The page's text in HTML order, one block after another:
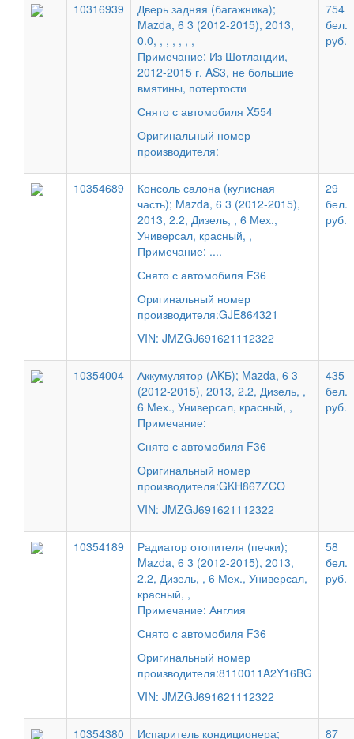
10316939
Дверь задняя (багажника);
Mazda, 6 3 (2012-2015), 2013,
0.0, , , , , , ,
Примечание: Из Шотландии,
2012-2015 г. AS3, не большие
вмятины, потертости
Снято с автомобиля X554
Оригинальный номер
производителя:
754
бел.
руб.
10354689
Консоль салона (кулисная
часть); Mazda, 6 3 (2012-2015),
2013, 2.2, Дизель, , 6 Мех.,
Универсал, красный, ,
Примечание: ....
Снято с автомобиля F36
Оригинальный номер
производителя:GJE864321
VIN: JMZGJ691621112322
29
бел.
руб.
10354004
Аккумулятор (AKБ); Mazda, 6 3
(2012-2015), 2013, 2.2, Дизель, ,
6 Мех., Универсал, красный, ,
Примечание:
Снято с автомобиля F36
Оригинальный номер
производителя:GKH867ZCO
VIN: JMZGJ691621112322
435
бел.
руб.
10354189
Радиатор отопителя (печки);
Mazda, 6 3 (2012-2015), 2013,
2.2, Дизель, , 6 Мех., Универсал,
красный, ,
Примечание: Англия
Снято с автомобиля F36
Оригинальный номер
производителя:8110011A2Y16BG
VIN: JMZGJ691621112322
58
бел.
руб.
10354380 Испаритель кондиционера; 87